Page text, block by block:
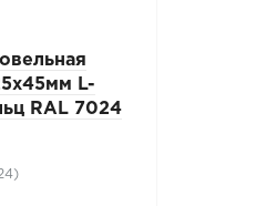
L-
RAL 7024